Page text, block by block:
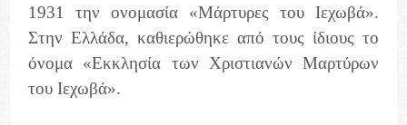
1931 την ονομασία «Μάρτυρες του Ιεχωβά».
Στην Ελλάδα, καθιερώθηκε από τους ίδιους το
όνομα «Εκκλησία των Χριστιανών Μαρτύρων
του Ιεχωβά».